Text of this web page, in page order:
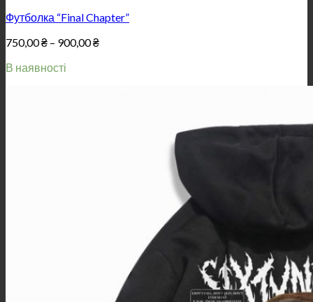
Футболка “Final Chapter”
750,00₴ – 900,00₴Price
В наявності